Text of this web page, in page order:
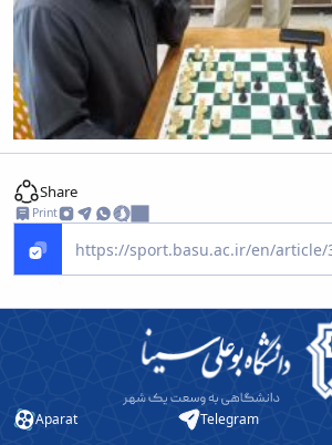
Share
Print
Aparat Telegram